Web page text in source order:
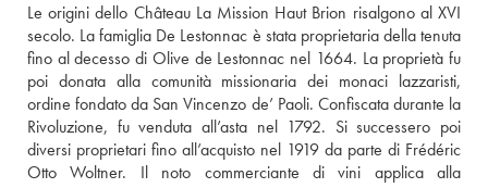
Le origini dello Château La Mission Haut Brion risalgono al XVI
secolo. La famiglia De Lestonnac è stata proprietaria della tenuta
fino al decesso di Olive de Lestonnac nel 1664. La proprietà fu
poi donata alla comunità missionaria dei monaci lazzaristi,
ordine fondato da San Vincenzo de’ Paoli. Confiscata durante la
Rivoluzione, fu venduta all’asta nel 1792. Si successero poi
diversi proprietari fino all’acquisto nel 1919 da parte di Frédéric
Otto Woltner. Il noto commerciante di vini applica alla